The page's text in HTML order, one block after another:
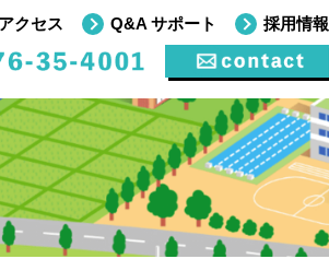
クセス Q&A サポート 採用情報